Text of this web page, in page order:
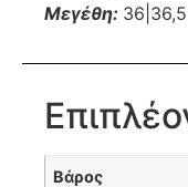
Μεγέθη:
Βάρος